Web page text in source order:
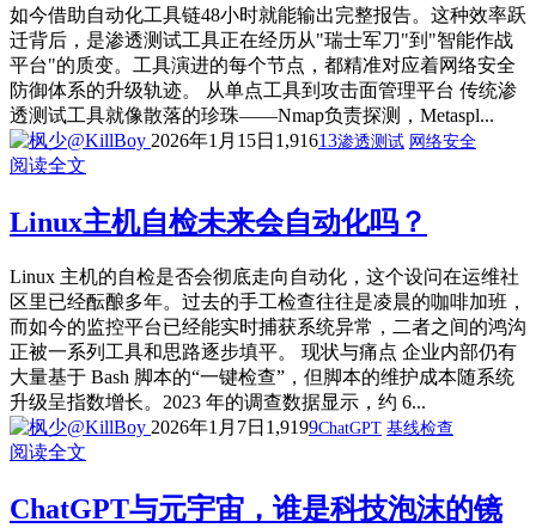
如今借助自动化工具链48小时就能输出完整报告。这种效率跃
迁背后，是渗透测试工具正在经历从"瑞士军刀"到"智能作战
平台"的质变。工具演进的每个节点，都精准对应着网络安全
防御体系的升级轨迹。 从单点工具到攻击面管理平台 传统渗
透测试工具就像散落的珍珠——Nmap负责探测，Metaspl...
2026年1月15日 1,91613渗透测试 网络安全
阅读全文
Linux主机自检未来会自动化吗？
Linux 主机的自检是否会彻底走向自动化，这个设问在运维社
区里已经酝酿多年。过去的手工检查往往是凌晨的咖啡加班，
而如今的监控平台已经能实时捕获系统异常，二者之间的鸿沟
正被一系列工具和思路逐步填平。 现状与痛点 企业内部仍有
大量基于 Bash 脚本的“一键检查”，但脚本的维护成本随系统
升级呈指数增长。2023 年的调查数据显示，约 6...
2026年1月7日 1,9199ChatGPT 基线检查
阅读全文
ChatGPT与元宇宙，谁是科技泡沫的镜